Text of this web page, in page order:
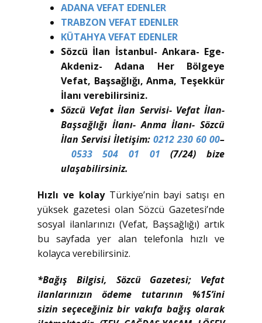
ADANA VEFAT EDENLER
TRABZON VEFAT EDENLER
KÜTAHYA VEFAT EDENLER
Sözcü İlan İstanbul- Ankara- Ege-
Akdeniz- Adana Her Bölgeye
Vefat, Başsağlığı, Anma, Teşekkür
İlanı verebilirsiniz.
Sözcü Vefat İlan Servisi- Vefat İlan-
Başsağlığı İlanı- Anma İlanı- Sözcü
İlan Servisi İletişim: 0212 230 60 00–
0533 504 01 01 (7/24) bize
ulaşabilirsiniz.
Hızlı ve kolayTürkiye’nin bayi satışı en
yüksek gazetesi olan Sözcü Gazetesi’nde
sosyal ilanlarınızı (Vefat, Başsağlığı) artık
bu sayfada yer alan telefonla hızlı ve
kolayca verebilirsiniz.
*Bağış Bilgisi, Sözcü Gazetesi; Vefat
ilanlarınızın ödeme tutarının %15’ini
sizin seçeceğiniz bir vakıfa bağış olarak